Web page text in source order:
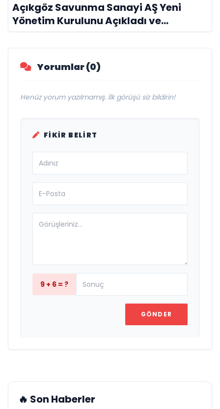
Açıkgöz Savunma Sanayi AŞ Yeni
Yönetim Kurulunu Açıkladı ve
Savunma Sanayinde Küresel Vizyon
Vurgusu
Yorumlar (0)
Henüz yorum yazılmamış. İlk görüşü siz bildirin!
FIKIR BELIRT
9 + 6 = ?
GÖNDER
🔥 Son Haberler